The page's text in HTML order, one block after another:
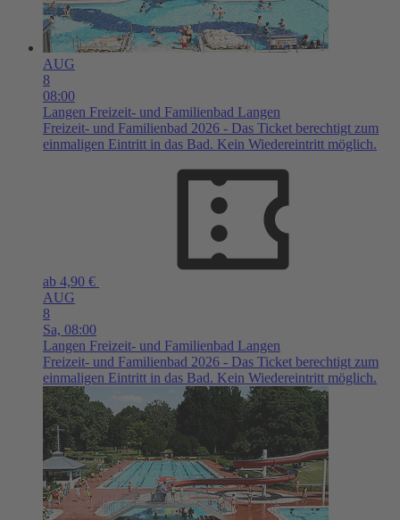
AUG
8
08:00
Langen Freizeit- und Familienbad Langen
Freizeit- und Familienbad 2026 - Das Ticket berechtigt zum
einmaligen Eintritt in das Bad. Kein Wiedereintritt möglich.
ab 4,90 €
AUG
8
Sa, 08:00
Langen Freizeit- und Familienbad Langen
Freizeit- und Familienbad 2026 - Das Ticket berechtigt zum
einmaligen Eintritt in das Bad. Kein Wiedereintritt möglich.